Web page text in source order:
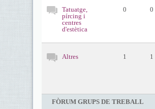
Tatuatge,
pírcing i
centres
d'estètica
0 0
Altres 1 1
FÒRUM GRUPS DE TREBALL